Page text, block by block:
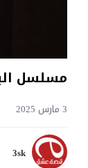
مسلسل
3 مارس 2025
3sk